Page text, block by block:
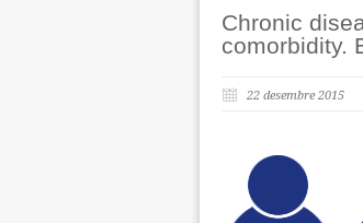
Chronic
comorbidity.
22 desembre 2015